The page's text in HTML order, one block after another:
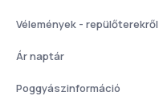
Vélemények - repülőterekről
Ár naptár
Poggyászinformáció